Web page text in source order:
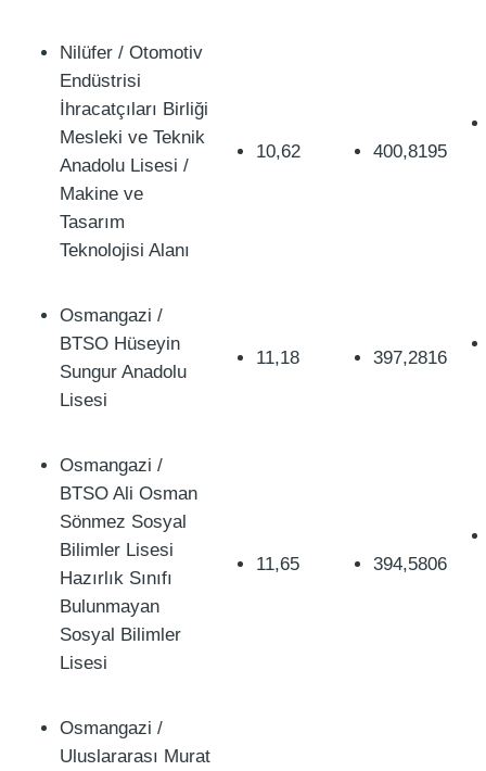
Nilüfer / Otomotiv
Endüstrisi
İhracatçıları Birliği
Mesleki ve Teknik
Anadolu Lisesi /
Makine ve
Tasarım
Teknolojisi Alanı
10,62 400,8195
Osmangazi /
BTSO Hüseyin
Sungur Anadolu
Lisesi
11,18 397,2816
Osmangazi /
BTSO Ali Osman
Sönmez Sosyal
Bilimler Lisesi
Hazırlık Sınıfı
Bulunmayan
Sosyal Bilimler
Lisesi
11,65 394,5806
Osmangazi /
Uluslararası Murat